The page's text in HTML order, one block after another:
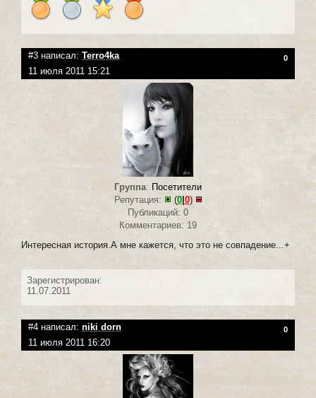
#3 написал: Terro4ka 0
11 июля 2011 15:21
Группа: Посетители
Репутация:
(0| 0)
Публикаций: 0
Комментариев: 19
Интересная история.А мне кажется, что это не совпадение...+
Зарегистрирован:
11.07.2011
#4 написал: niki dorn 0
11 июля 2011 16:20